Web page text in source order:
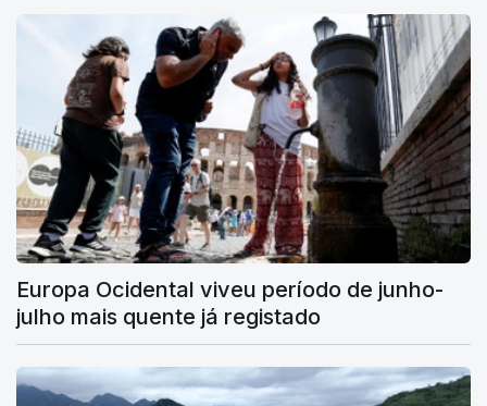
Europa Ocidental viveu período de junho-
julho mais quente já registado